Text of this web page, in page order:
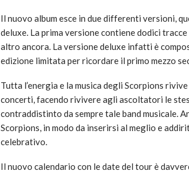
Il nuovo album esce in due differenti versioni,
deluxe. La prima versione contiene dodici
altro ancora. La versione deluxe infatti è
edizione limitata per ricordare il primo mezzo
Tutta l’energia e la musica degli Scorpions
concerti, facendo rivivere agli ascoltatori le
contraddistinto da sempre tale band musicale.
Scorpions, in modo da inserirsi al meglio e
celebrativo.
Il nuovo calendario con le date del tour è